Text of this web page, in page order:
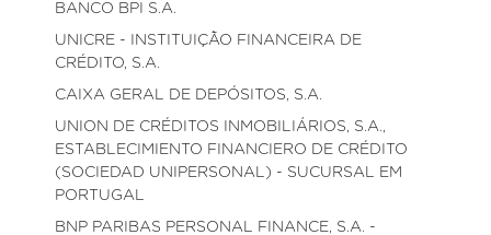
BANCO BPI S.A.
UNICRE - INSTITUIÇÃO FINANCEIRA DE
CRÉDITO, S.A.
CAIXA GERAL DE DEPÓSITOS, S.A.
UNION DE CRÉDITOS INMOBILIÁRIOS, S.A.,
ESTABLECIMIENTO FINANCIERO DE CRÉDITO
(SOCIEDAD UNIPERSONAL) - SUCURSAL EM
PORTUGAL
BNP PARIBAS PERSONAL FINANCE, S.A. -